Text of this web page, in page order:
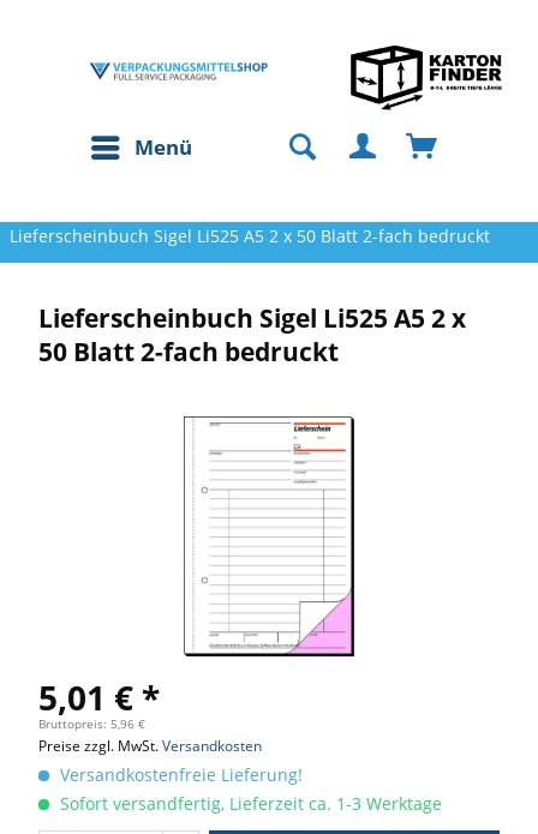
Menü
Lieferscheinbuch Sigel Li525 A5 2 x 50 Blatt 2-fach bedruckt
Lieferscheinbuch Sigel Li525 A5 2 x
50 Blatt 2-fach bedruckt
5,01 € *
Bruttopreis: 5,96 €
Preise zzgl. MwSt.Versandkosten
Versandkostenfreie Lieferung!
Sofort versandfertig, Lieferzeit ca. 1-3 Werktage